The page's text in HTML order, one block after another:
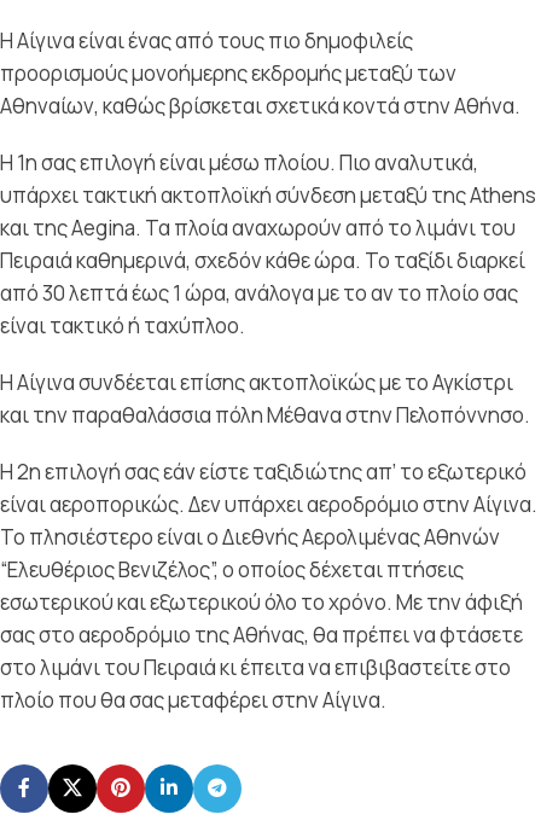
Η Αίγινα είναι ένας από τους πιο δημοφιλείς
προορισμούς μονοήμερης εκδρομής μεταξύ των
Αθηναίων, καθώς βρίσκεται σχετικά κοντά στην Αθήνα.
Η 1ησας επιλογή είναι μέσω πλοίου. Πιο αναλυτικά,
υπάρχει τακτική ακτοπλοϊκή σύνδεση μεταξύ της Athens
και της Aegina. Τα πλοία αναχωρούν από το λιμάνι του
Πειραιά καθημερινά, σχεδόν κάθε ώρα. Το ταξίδι διαρκεί
από 30 λεπτά έως 1 ώρα, ανάλογα με το αν το πλοίο σας
είναι τακτικό ή ταχύπλοο.
Η Αίγινα συνδέεται επίσης ακτοπλοϊκώς με το Αγκίστρι
και την παραθαλάσσια πόλη Μέθανα στην Πελοπόννησο.
Η 2ηεπιλογή σας εάν είστε ταξιδιώτης απ’ το εξωτερικό
είναι αεροπορικώς. Δεν υπάρχει αεροδρόμιο στην Αίγινα.
Το πλησιέστερο είναι ο Διεθνής Αερολιμένας Αθηνών
“Ελευθέριος Βενιζέλος”, ο οποίος δέχεται πτήσεις
εσωτερικού και εξωτερικού όλο το χρόνο. Με την άφιξή
σας στο αεροδρόμιο της Αθήνας, θα πρέπει να φτάσετε
στο λιμάνι του Πειραιά κι έπειτα να επιβιβαστείτε στο
πλοίο που θα σας μεταφέρει στην Αίγινα.